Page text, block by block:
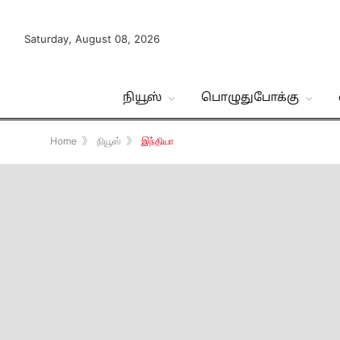
Saturday, August 08, 2026
நியூஸ் பொழுதுபோக்கு
Home 》 நியூஸ் 》 இந்தியா